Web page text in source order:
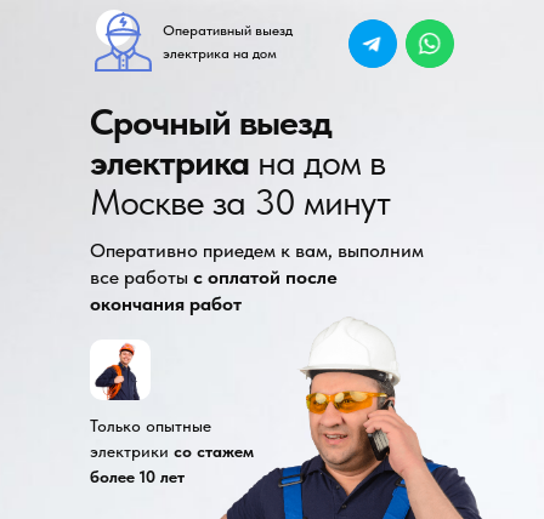
Оперативно приедем к вам, выполним
все работы с оплатой после
окончания работ
Только опытные
электрики со стажем
более 10 лет
Оперативный выезд
электрика на дом
Срочный выезд
электрика на дом в
Москве за 30 минут